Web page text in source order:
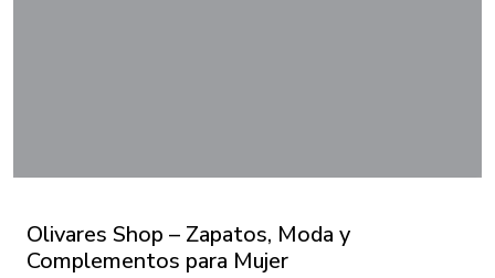
Olivares Shop – Zapatos, Moda y
Complementos para Mujer